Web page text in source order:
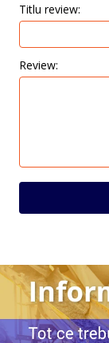
Titlu review:
Review: